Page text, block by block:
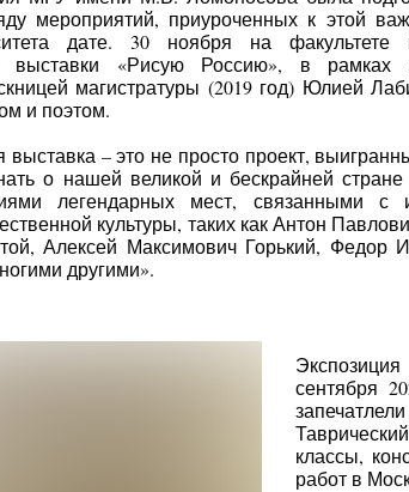
сентября
классы,
работ в
мероприятий, приуроченных к этой
дате. 30 ноября на факультете
выставки «Рисую Россию», в рамках
магистратуры (2019 год) Юлией
и поэтом.
– это не просто проект,
о нашей великой и бескрайней
легендарных мест, связанными с
культуры, таких как Антон
Алексей Максимович Горький, Федор
другими».